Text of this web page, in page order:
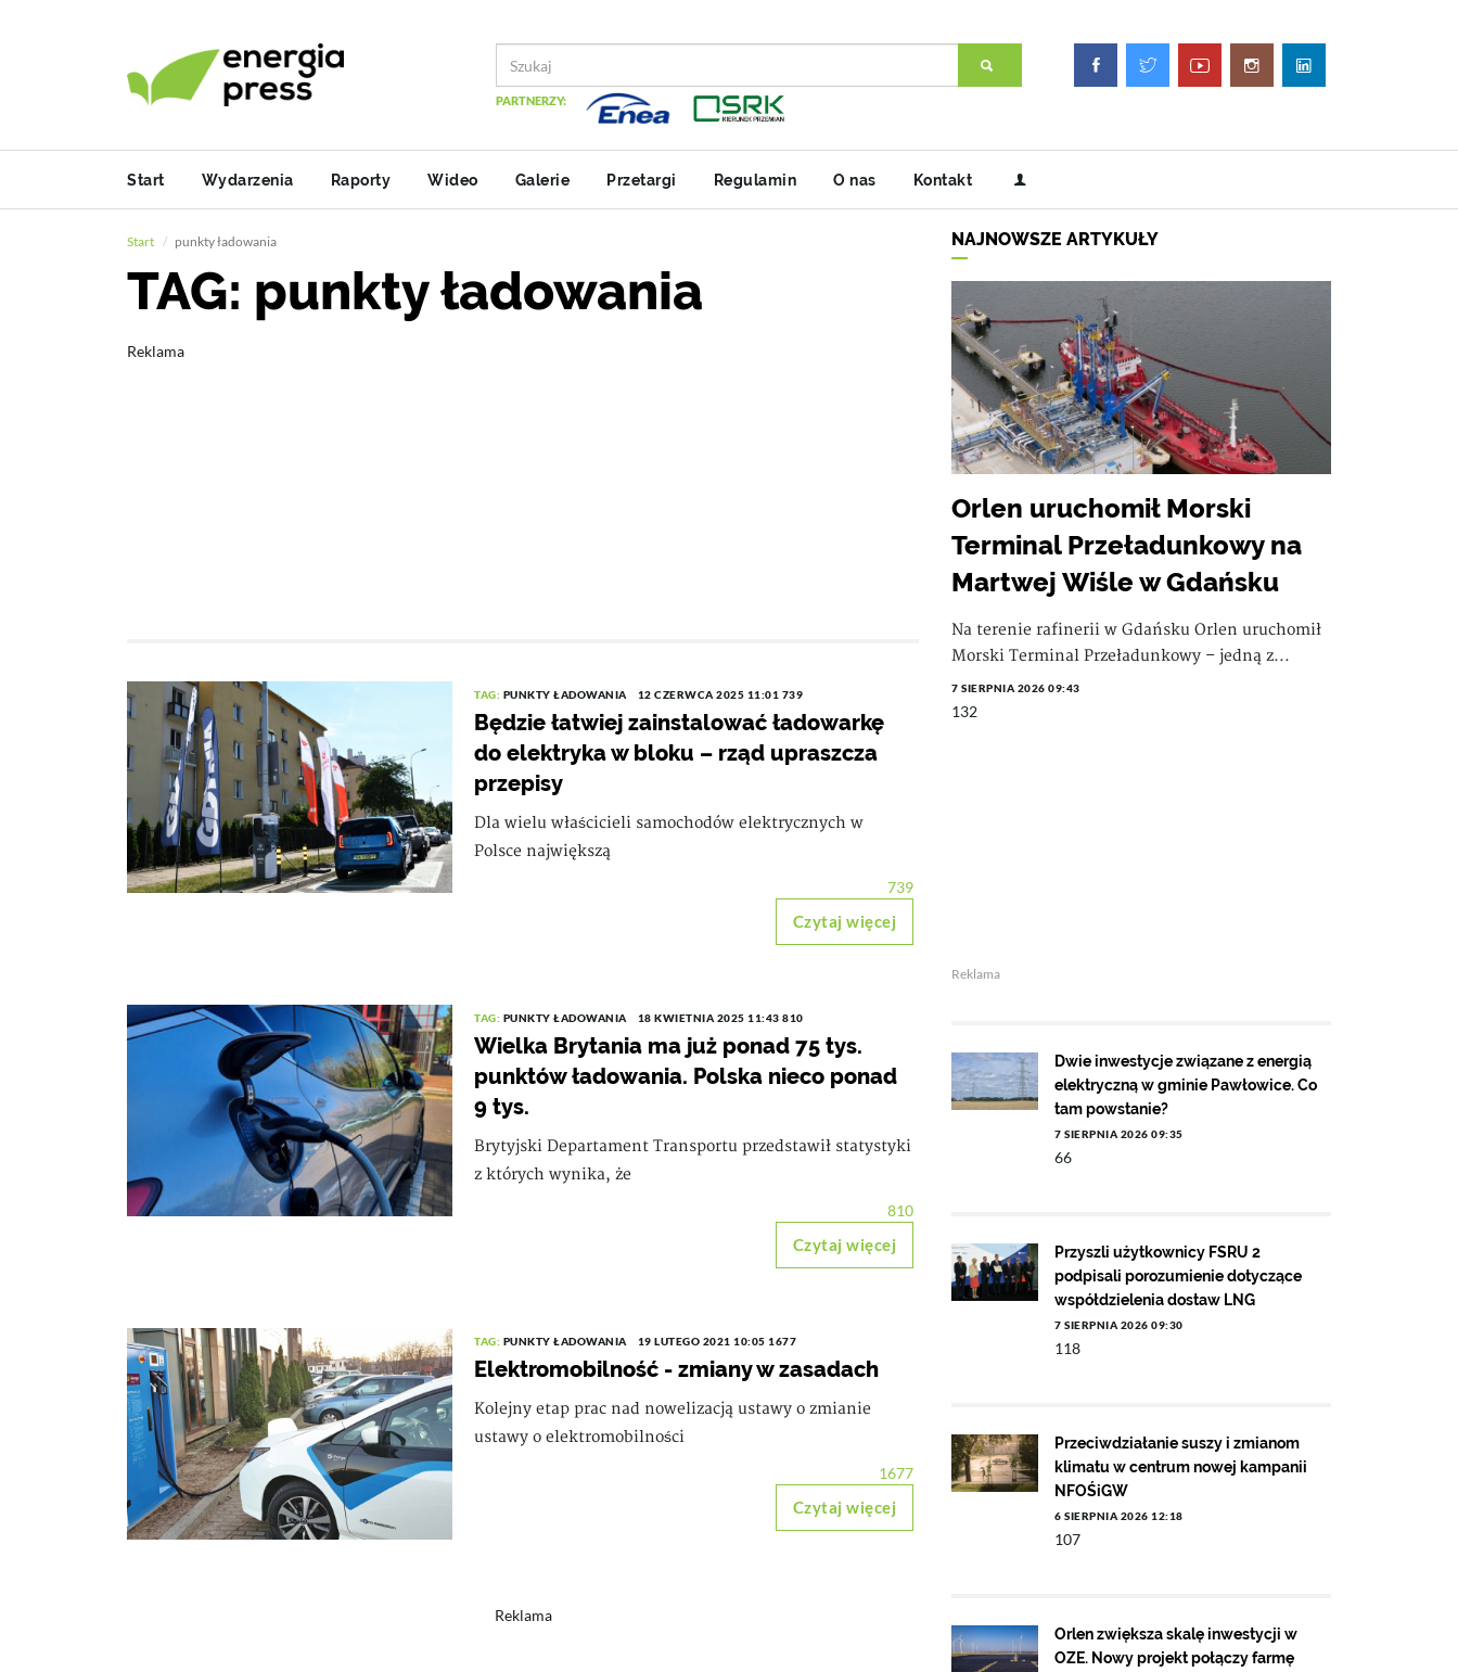
PARTNERZY:
Start Wydarzenia Raporty Wideo Galerie Przetargi Regulamin O nas Kontakt
Start punkty ładowania
TAG: punkty ładowania
Reklama
TAG: PUNKTY ŁADOWANIA 12 CZERWCA 2025 11:01 739
Będzie łatwiej zainstalować ładowarkę
do elektryka w bloku – rząd upraszcza
przepisy
Dla wielu właścicieli samochodów elektrycznych w
Polsce największą
739
Czytaj więcej
TAG: PUNKTY ŁADOWANIA 18 KWIETNIA 2025 11:43 810
Wielka Brytania ma już ponad 75 tys.
punktów ładowania. Polska nieco ponad
9 tys.
Brytyjski Departament Transportu przedstawił statystyki
z których wynika, że
810
Czytaj więcej
TAG: PUNKTY ŁADOWANIA 19 LUTEGO 2021 10:05 1677
Elektromobilność - zmiany w zasadach
Kolejny etap prac nad nowelizacją ustawy o zmianie
ustawy o elektromobilności
1677
Czytaj więcej
Reklama
NAJNOWSZE ARTYKUŁY
Orlen uruchomił Morski
Terminal Przeładunkowy na
Martwej Wiśle w Gdańsku
Na terenie rafinerii w Gdańsku Orlen uruchomił
Morski Terminal Przeładunkowy – jedną z...
7 SIERPNIA 2026 09:43
132
Reklama
Dwie inwestycje związane z energią
elektryczną w gminie Pawłowice. Co
tam powstanie?
7 SIERPNIA 2026 09:35
66
Przyszli użytkownicy FSRU 2
podpisali porozumienie dotyczące
współdzielenia dostaw LNG
7 SIERPNIA 2026 09:30
118
Przeciwdziałanie suszy i zmianom
klimatu w centrum nowej kampanii
NFOŚiGW
6 SIERPNIA 2026 12:18
107
Orlen zwiększa skalę inwestycji w
OZE. Nowy projekt połączy farmę